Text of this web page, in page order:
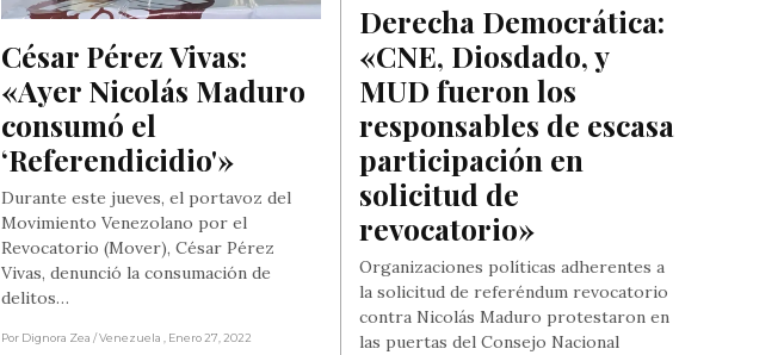
Derecha Democrática:
«CNE, Diosdado, y
MUD fueron los
responsables de escasa
participación en
solicitud de
revocatorio»
Organizaciones políticas adherentes a
la solicitud de referéndum revocatorio
contra Nicolás Maduro protestaron en
las puertas del Consejo Nacional
César Pérez Vivas:
«Ayer Nicolás Maduro
consumó el
‘Referendicidio'»
Durante este jueves, el portavoz del
Movimiento Venezolano por el
Revocatorio (Mover), César Pérez
Vivas, denunció la consumación de
delitos…
Por Dignora Zea / Venezuela , Enero 27, 2022